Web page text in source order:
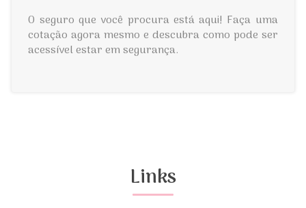
O seguro que você procura está aqui! Faça uma
cotação agora mesmo e descubra como pode ser
acessível estar em segurança.
Links